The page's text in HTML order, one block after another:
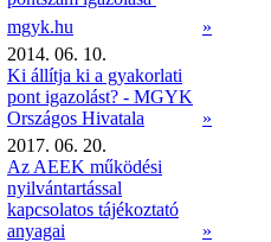
mgyk.hu
»
2014. 06. 10.
Ki állítja ki a gyakorlati
pont igazolást? - MGYK
Országos Hivatala
»
2017. 06. 20.
Az AEEK működési
nyilvántartással
kapcsolatos tájékoztató
anyagai
»